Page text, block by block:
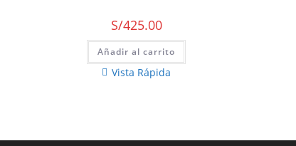
S/425.00
Añadir al carrito
Vista Rápida